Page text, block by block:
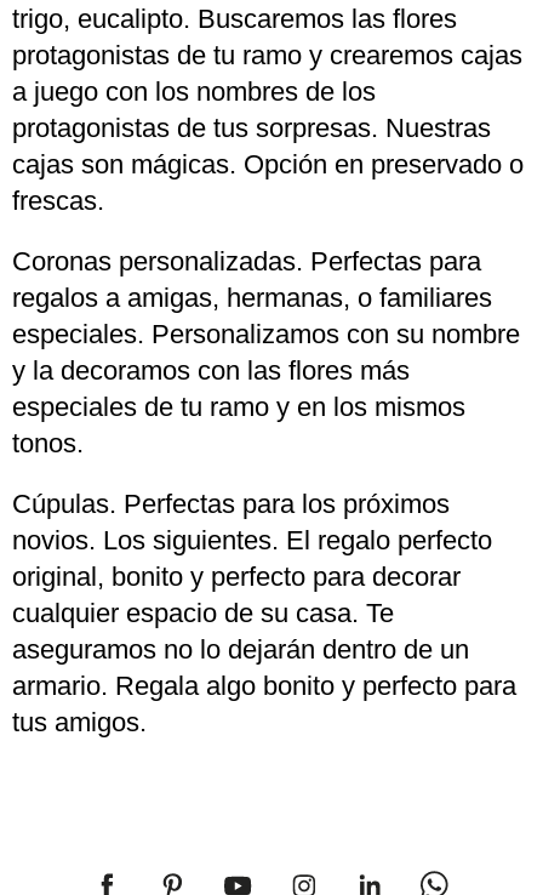
trigo, eucalipto. Buscaremos las flores
protagonistas de tu ramo y crearemos cajas
a juego con los nombres de los
protagonistas de tus sorpresas. Nuestras
cajas son mágicas. Opción en preservado o
frescas.
Coronas personalizadas. Perfectas para
regalos a amigas, hermanas, o familiares
especiales. Personalizamos con su nombre
y la decoramos con las flores más
especiales de tu ramo y en los mismos
tonos.
Cúpulas. Perfectas para los próximos
novios. Los siguientes. El regalo perfecto
original, bonito y perfecto para decorar
cualquier espacio de su casa. Te
aseguramos no lo dejarán dentro de un
armario. Regala algo bonito y perfecto para
tus amigos.